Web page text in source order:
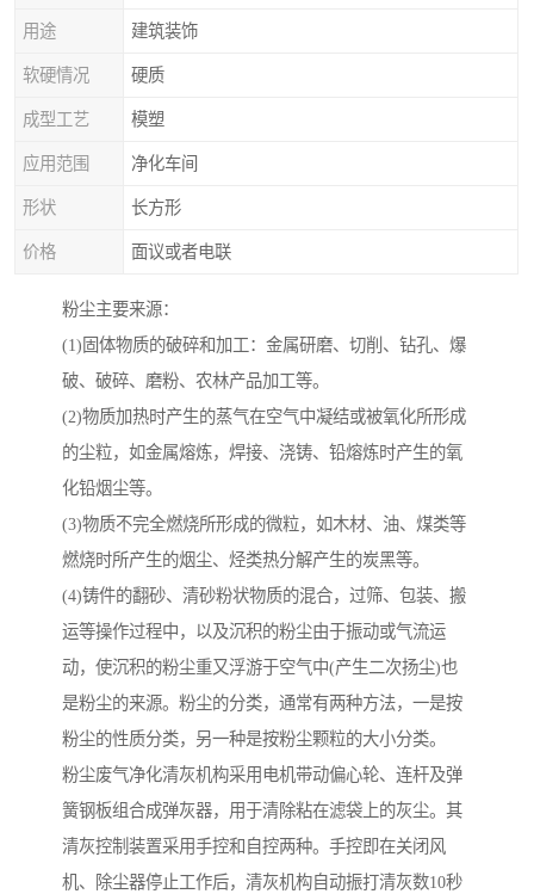
用途 建筑装饰
软硬情况 硬质
成型工艺 模塑
应用范围 净化车间
形状 长方形
价格 面议或者电联
粉尘主要来源：
(1)固体物质的破碎和加工：金属研磨、切削、钻孔、爆
破、破碎、磨粉、农林产品加工等。
(2)物质加热时产生的蒸气在空气中凝结或被氧化所形成
的尘粒，如金属熔炼，焊接、浇铸、铅熔炼时产生的氧
化铅烟尘等。
(3)物质不完全燃烧所形成的微粒，如木材、油、煤类等
燃烧时所产生的烟尘、烃类热分解产生的炭黑等。
(4)铸件的翻砂、清砂粉状物质的混合，过筛、包装、搬
运等操作过程中，以及沉积的粉尘由于振动或气流运
动，使沉积的粉尘重又浮游于空气中(产生二次扬尘)也
是粉尘的来源。粉尘的分类，通常有两种方法，一是按
粉尘的性质分类，另一种是按粉尘颗粒的大小分类。
粉尘废气净化清灰机构采用电机带动偏心轮、连杆及弹
簧钢板组合成弹灰器，用于清除粘在滤袋上的灰尘。其
清灰控制装置采用手控和自控两种。手控即在关闭风
机、除尘器停止工作后，清灰机构自动振打清灰数10秒